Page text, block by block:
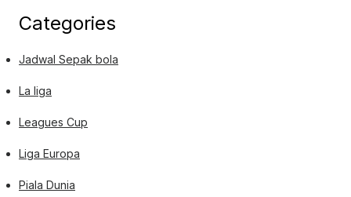
Categories
Jadwal Sepak bola
La liga
Leagues Cup
Liga Europa
Piala Dunia